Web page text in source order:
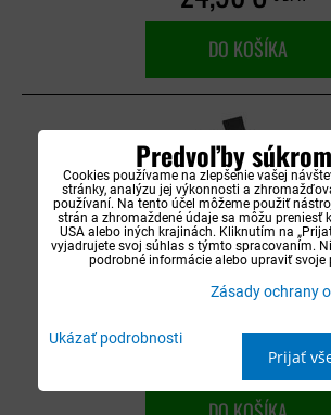
DO KOŠÍKA
Autorohože gumové Rigum - Alfa
od 2016
Skladové číslo:904208
26,90 €s DPH
Predvoľby
Cookies používame na zlepšenie vašej
stránky, analýzu jej výkonnosti a
používaní. Na tento účel môžeme použiť
strán a zhromaždené údaje sa môžu preniesť
USA alebo iných krajinách. Kliknutím na
vyjadrujete svoj súhlas s týmto spracovaním.
podrobné informácie alebo upraviť svoje
Zásady ochrany
Ukázať podrobnosti
Prijať